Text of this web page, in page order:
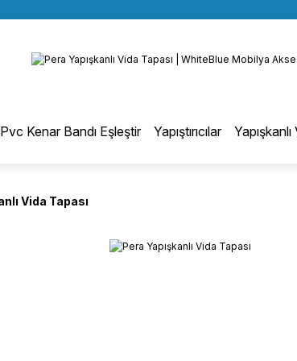
BÜTÜN ALIŞVERİŞLERİNİZDE KARGO
KREDİ KARTINA 6 TAKSİT SEÇENEĞİ
Pvc Kenar Bandı Eşleştir Yapıştırıcılar
Vida Tapası
Eğri Kenar Hotmelt Tutkalı